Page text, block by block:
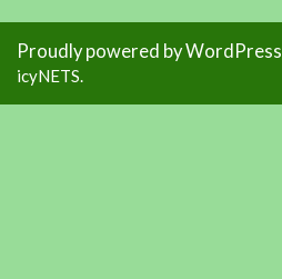
Proudly powered by WordPress
icyNETS.